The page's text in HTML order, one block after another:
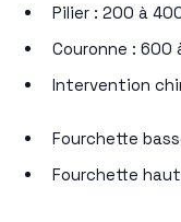
Pilier : 200 à
Couronne : 600
Intervention
Fourchette
Fourchette